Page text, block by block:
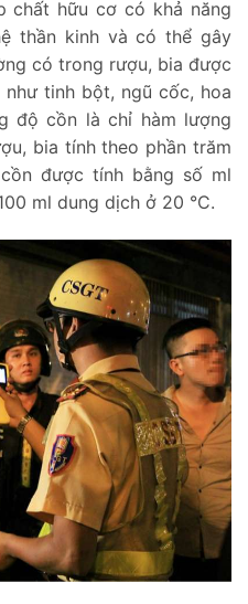
chất hữu cơ có khả năng
thần kinh và có thể gây
có trong rượu, bia được
tinh bột, ngũ cốc, hoa
độ cồn là chỉ hàm lượng
bia tính theo phần trăm
được tính bằng số ml
ml dung dịch ở 20 °C.